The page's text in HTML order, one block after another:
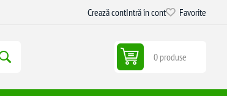
Crează contIntră în cont Favorite
0 produse